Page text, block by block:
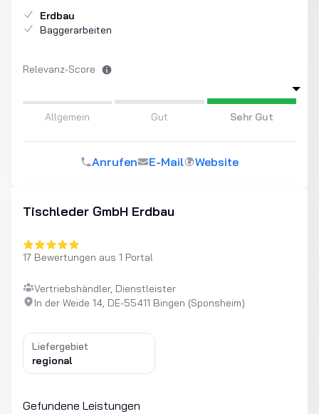
Erdbau
Baggerarbeiten
Relevanz-Score
Allgemein Gut Sehr Gut
Anrufen E-Mail Website
Tischleder GmbH Erdbau
17 Bewertungen aus 1 Portal
Vertriebshändler, Dienstleister
In der Weide 14, DE-55411 Bingen (Sponsheim)
Liefergebiet
regional
Gefundene Leistungen